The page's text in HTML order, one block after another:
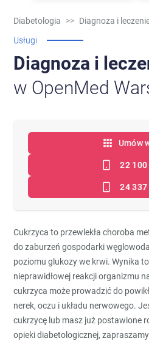
Diabetologia >> Diagnoza i
Usługi
Diagnoza i
w OpenMed
Umów
22 100
24 337
Cukrzyca to przewlekła choroba
do zaburzeń gospodarki
poziomu glukozy we krwi. Wynika
nieprawidłowej reakcji organizmu
cukrzyca może prowadzić do
nerek, oczu i układu nerwowego.
cukrzycę lub masz już postawione
opieki diabetologicznej,